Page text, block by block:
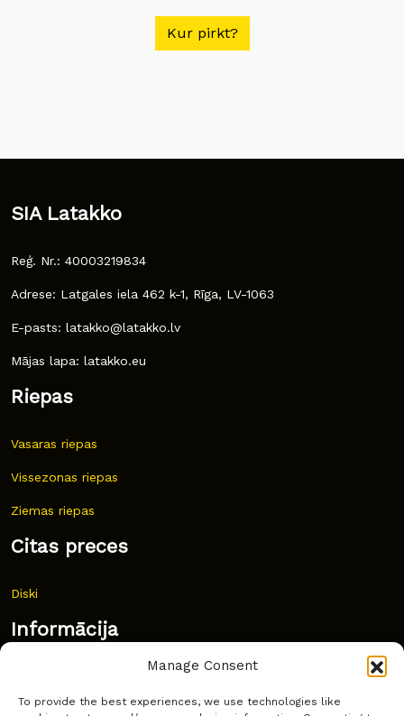
Manage Consent
To provide the best experiences, we use technologies like
Kur pirkt?
SIA Latakko
Reģ. Nr.: 40003219834
Adrese: Latgales iela 462 k-1, Rīga, LV-1063
E-pasts: latakko@latakko.lv
Mājas lapa: latakko.eu
Riepas
Vasaras riepas
Vissezonas riepas
Ziemas riepas
Citas preces
Diski
Informācija
Bieži uzdoti jautājumi